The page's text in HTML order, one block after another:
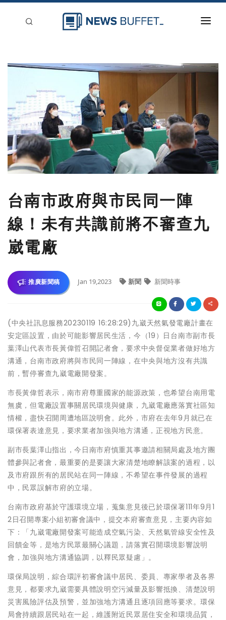
新聞稿分類
登入
台南市政府與市民同一陣
線！未有共識前將不審查九
崴電廠
推廣新聞稿 Jan 19,2023 新聞 新聞時事
(中央社訊息服務20230119 16:28:29)九崴天然氣發電廠計畫在
安定區設置，由於可能影響居民生活，今（19）日台南市副市長
葉澤山代表市長黃偉哲召開記者會，要求中央督促業者做好地方
溝通，台南市政府將與市民同一陣線，在中央與地方沒有共識
前，暫停審查九崴電廠開發案。
市長黃偉哲表示，南市府尊重國家的能源政策，也希望台南用電
無虞，但電廠設置事關居民環境與健康，九崴電廠應落實社區知
情權，盡快召開周遭地區說明會。此外，市府在去年9月就已在
環保署表達意見，要求業者加強與地方溝通，正視地方民意。
副市長葉澤山指出，今日南市府慎重其事邀請相關局處及地方團
體參與記者會，最重要的是要讓大家清楚地瞭解該案的過程，以
及市府跟所有的居民站在同一陣線，不希望在事件發展的過程
中，民眾誤解市府的立場。
台南市政府基於守護環境立場，蒐集意見後已於環保署111年9月1
2日召開專案小組初審會議中，提交本府審查意見，主要內容如
下：「九崴電廠開發案可能造成空氣污染、天然氣管線安全性及
回饋金等，是地方民眾最關心議題，請落實召開環境影響說明
會，加強與地方溝通協調，以釋民眾疑慮」。
環保局說明，綜合環評初審會議中居民、委員、專家學者及各界
意見，都要求九崴需要具體說明空污減量及影響抵換、清楚說明
災害風險評估及預警，並加強地方溝通且逐項回應等要求。環保
局會持續跟居民站在一起，維護附近民眾居住安全和環境品質，